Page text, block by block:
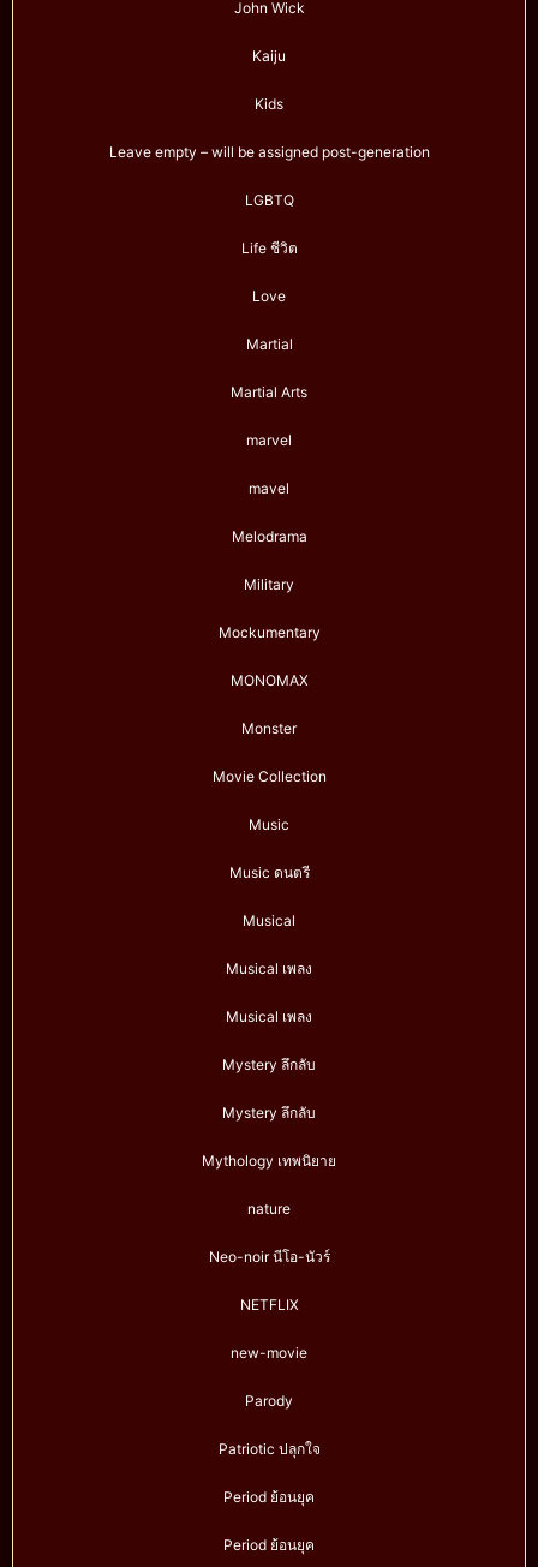
John Wick
Kaiju
Kids
Leave empty – will be assigned post-generation
LGBTQ
Life ชีวิต
Love
Martial
Martial Arts
marvel
mavel
Melodrama
Military
Mockumentary
MONOMAX
Monster
Movie Collection
Music
Music ดนตรี
Musical
Musical เพลง
Musical เพลง
Mystery ลึกลับ
Mystery ลึกลับ
Mythology เทพนิยาย
nature
Neo-noir นีโอ-นัวร์
NETFLIX
new-movie
Parody
Patriotic ปลุกใจ
Period ย้อนยุค
Period ย้อนยุค